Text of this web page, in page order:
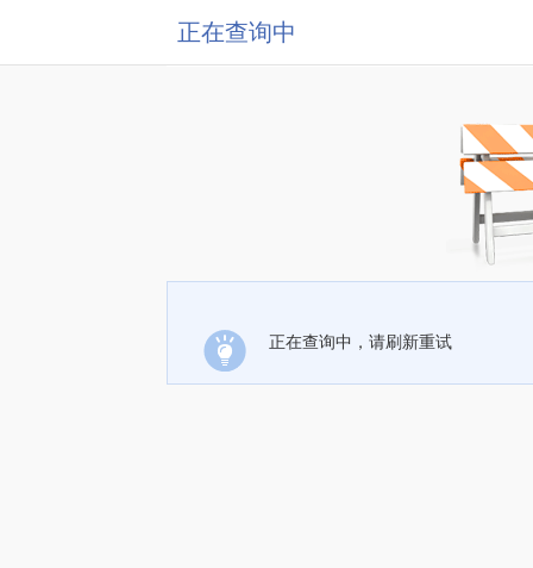
正在查询中
正在查询中，请刷新重试